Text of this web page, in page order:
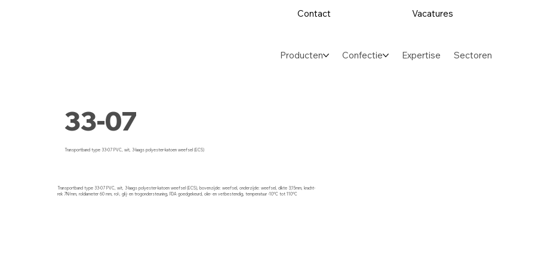
Contact Vacatures
Producten Confectie Expertise Sectoren
33-07
Transportband type 33-07 PVC, wit, 3-laags polyester-katoen weefsel (ECS)
Transportband type 33-07 PVC, wit, 3-laags polyester-katoen weefsel (ECS), bovenzijde: weefsel, onderzijde: weefsel, dikte 3,15mm, kracht-
rek 7N/mm, roldiameter 60 mm, rol-, glij- en trogondersteuning, FDA goedgekeurd, olie- en vetbestendig, temperatuur -10°C tot 110°C